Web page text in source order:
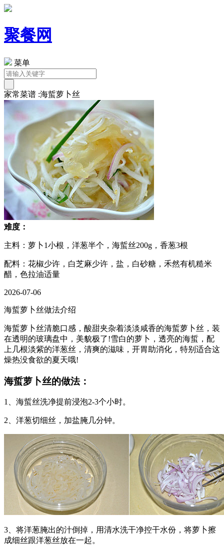
聚餐网
菜单
家常菜谱 :海蜇萝卜丝
难度：
主料：萝卜1小根，洋葱半个，海蜇丝200g，香葱3根
配料：花椒少许，白芝麻少许，盐，白砂糖，禾然有机糙米
醋，色拉油适量
2026-07-06
海蜇萝卜丝做法介绍
海蜇萝卜丝清脆口感，酸甜夹杂着淡淡咸香的海蜇萝卜丝，装
在透明的玻璃盘中，美貌极了!雪白的萝卜，透亮的海蜇，配
上几根淡紫的洋葱丝，清爽的滋味，开胃助消化，特别适合这
燥热没食欲的夏天哦!
海蜇萝卜丝的做法：
1、海蜇丝洗净提前浸泡2-3个小时。
2、洋葱切细丝，加盐腌几分钟。
3、将洋葱腌出的汁倒掉，用清水洗干净控干水份，将萝卜擦
成细丝跟洋葱丝放在一起。